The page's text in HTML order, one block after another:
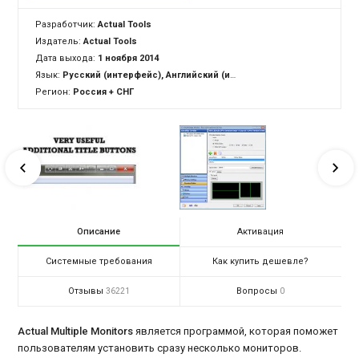
Разработчик:Actual Tools
Издатель:Actual Tools
Дата выхода: 1 ноября 2014
Язык: Русский (интерфейс), Английский (интерфейс)
Регион: Россия + СНГ
Описание Активация
Системные требования Как купить дешевле?
Отзывы 36221 Вопросы 0
Actual Multiple Monitorsявляется программой, которая поможет
пользователям установить сразу несколько мониторов.